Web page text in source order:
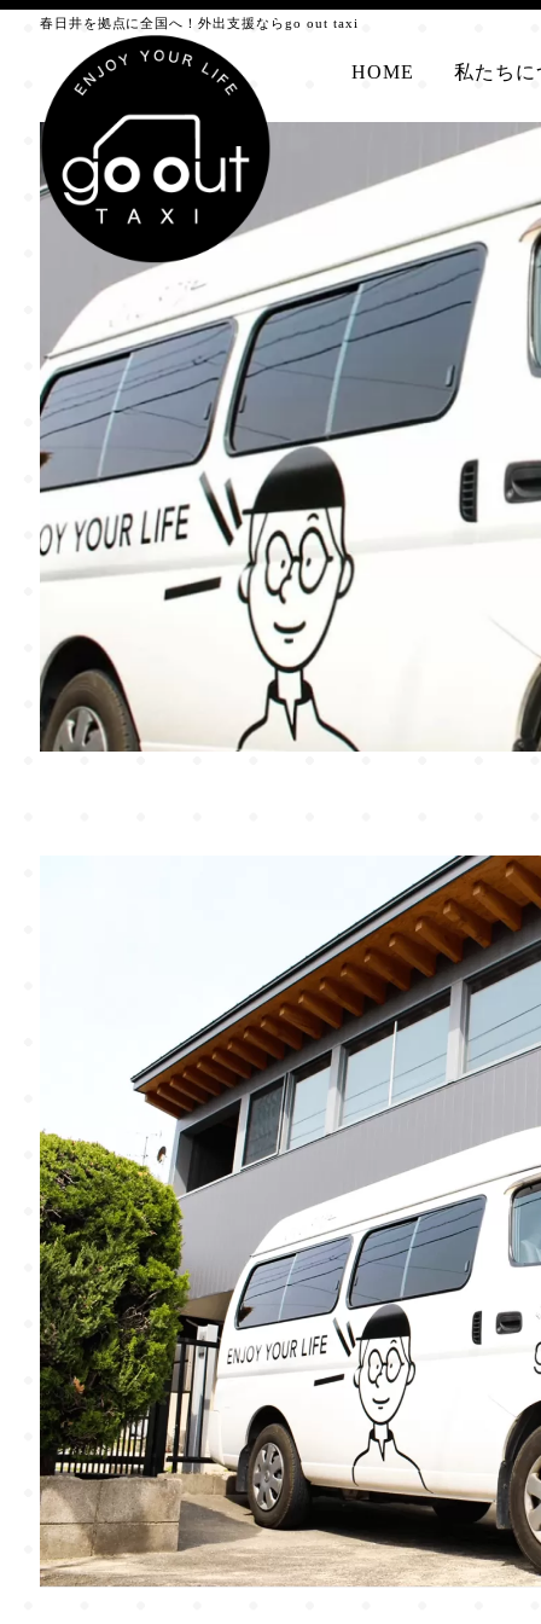
春日井を拠点に全国へ！外出支援ならgo out taxi
HOME 私たちに